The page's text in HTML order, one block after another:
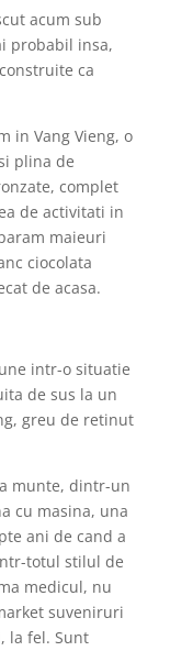
acum sub
probabil insa,
ca
in Vang Vieng, o
plina de
complet
de activitati in
maieuri
ciocolata
de acasa.
intr-o situatie
de sus la un
greu de retinut
munte, dintr-un
cu masina, una
ani de cand a
totul stilul de
medicul, nu
suveniruri
la fel. Sunt